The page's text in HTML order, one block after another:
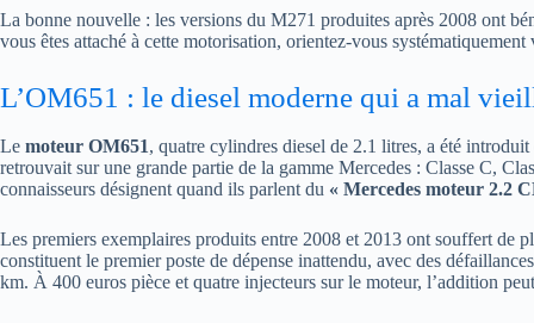
La bonne nouvelle : les versions du M271 produites après 2008 ont
vous êtes attaché à cette motorisation, orientez-vous
L’OM651 : le diesel moderne qui a mal
Le moteur OM651, quatre cylindres diesel de 2.1 litres, a été
retrouvait sur une grande partie de la gamme Mercedes : Classe C,
connaisseurs désignent quand ils parlent du « Mercedes moteur 2.2
Les premiers exemplaires produits entre 2008 et 2013 ont souffert de
constituent le premier poste de dépense inattendu, avec des
km. À 400 euros pièce et quatre injecteurs sur le moteur, l’addition